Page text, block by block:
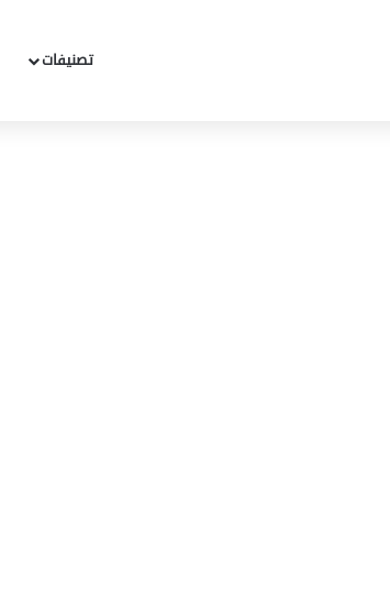
تصنيفات